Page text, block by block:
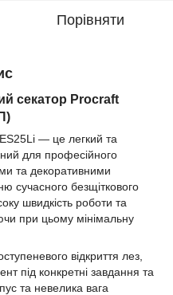
Порівняти
секатор Procraft
— це легкий та
для професійного
та декоративними
сучасного безщіткового
швидкість роботи та
при цьому мінімальну
відкриття лез,
під конкретні завдання та
та невелика вага